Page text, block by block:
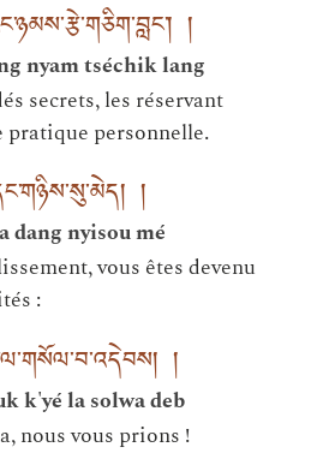
།
nyam tséchik lang
secrets, les réservant
personnelle.
།
dang nyisou mé
vous êtes devenu
:
།
k'yé la solwa deb
nous vous prions !